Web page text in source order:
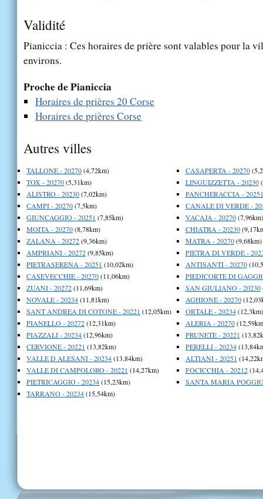
Validité
Pianiccia : Ces horaires de prière sont valables pour la
environs.
Proche de Pianiccia
Horaires de prières 20 Corse
Horaires de prières Corse
Autres villes
TALLONE - 20270(4,72km)
TOX - 20270(5,31km)
ALISTRO - 20230(7,02km)
CAMPI - 20270(7,5km)
GIUNCAGGIO - 20251 (7,85km)
MOITA - 20270(8,78km)
ZALANA - 20272(9,36km)
AMPRIANI - 20272(9,85km)
PIETRASERENA - 20251 (10,02km)
CASEVECCHIE - 20270(11,06km)
ZUANI - 20272(11,69km)
NOVALE - 20234(11,81km)
SANT ANDREA DI COTONE - 20221 (12,05km)
PIANELLO - 20272(12,31km)
PIAZZALI - 20234(12,96km)
CERVIONE - 20221 (13,82km)
VALLE D ALESANI - 20234(13,84km)
VALLE DI CAMPOLORO - 20221 (14,27km)
PIETRICAGGIO - 20234(15,23km)
TARRANO - 20234(15,54km)
CASAPERTA - 20270
LINGUIZZETTA - 20230
PANCHERACCIA - 20251
CANALE DI VERDE -
VACAJA - 20270(7,96km)
CHIATRA - 20230
MATRA - 20270(9,68km)
PIETRA DI VERDE -
ANTISANTI - 20270
PIEDICORTE DI
SAN GIULIANO - 20230
AGHIONE - 20270
ORTALE - 20234(12,3km)
ALERIA - 20270
PRUNETE - 20221
PERELLI - 20234
ALTIANI - 20251
FOCICCHIA - 20212
SANTA MARIA